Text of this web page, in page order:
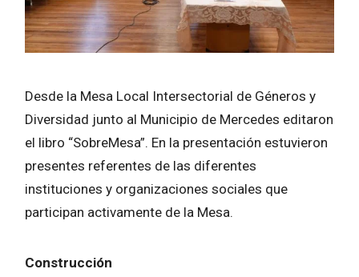
Desde la Mesa Local Intersectorial de Géneros y
Diversidad junto al Municipio de Mercedes editaron
el libro “SobreMesa”. En la presentación estuvieron
presentes referentes de las diferentes
instituciones y organizaciones sociales que
participan activamente de la Mesa.
Construcción